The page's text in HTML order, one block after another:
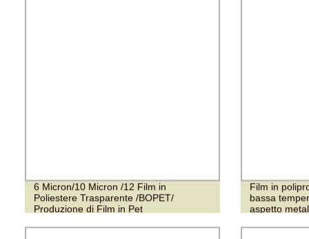
6 Micron/10 Micron /12 Film in
Poliestere Trasparente /BOPET/
Produzione di Film in Pet
Film in
bassa
aspetto